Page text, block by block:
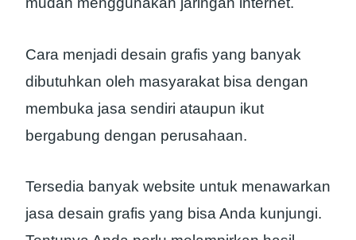
Cara menjadi desain grafis yang banyak
dibutuhkan oleh masyarakat bisa dengan
membuka jasa sendiri ataupun ikut
bergabung dengan perusahaan.
Tersedia banyak website untuk menawarkan
jasa desain grafis yang bisa Anda kunjungi.